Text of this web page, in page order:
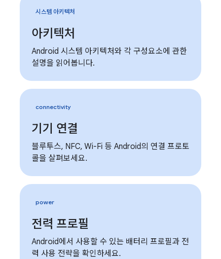
시스템 아키텍처
아키텍처
Android 시스템 아키텍처와 각 구성요소에 관한
설명을 읽어봅니다.
connectivity
기기 연결
블루투스, NFC, Wi-Fi 등 Android의 연결 프로토
콜을 살펴보세요.
power
전력 프로필
Android에서 사용할 수 있는 배터리 프로필과 전
력 사용 전략을 확인하세요.